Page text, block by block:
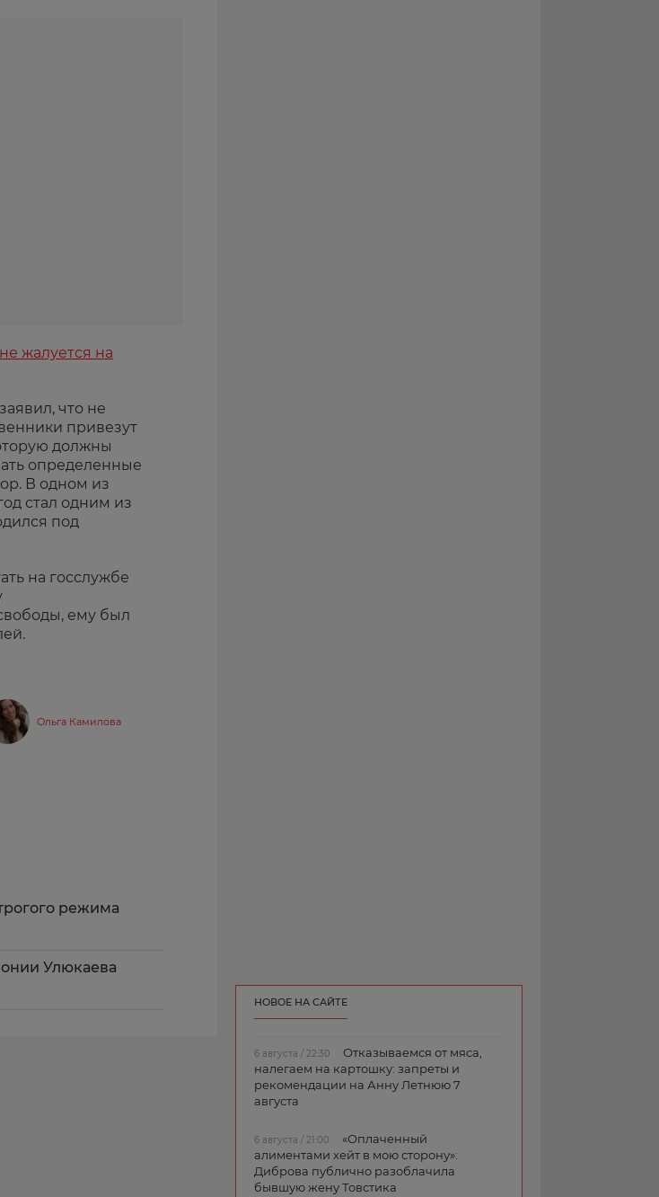
жалуется на
что не
привезут
должны
определенные
В одном из
стал одним из
под
на госслужбе
ему был
Ольга Камилова
режима
Улюкаева
НОВОЕ НА САЙТЕ
6 августа / 22:30
Отказываемся от мяса,
налегаем на картошку: запреты и
рекомендации на Анну Летнюю 7
августа
6 августа / 21:00
«Оплаченный
алиментами хейт в мою сторону»:
Диброва публично разоблачила
бывшую жену Товстика